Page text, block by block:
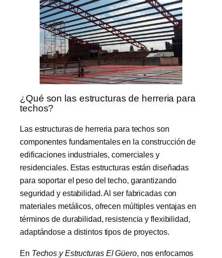
¿Qué son las estructuras de herreria para
techos?
Las estructuras de herreria para techos son
componentes fundamentales en la construcción de
edificaciones industriales, comerciales y
residenciales. Estas estructuras están diseñadas
para soportar el peso del techo, garantizando
seguridad y estabilidad. Al ser fabricadas con
materiales metálicos, ofrecen múltiples ventajas en
términos de durabilidad, resistencia y flexibilidad,
adaptándose a distintos tipos de proyectos.
En Techos y Estructuras El Güero, nos enfocamos